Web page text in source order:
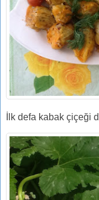
İlk defa kabak çiçeği